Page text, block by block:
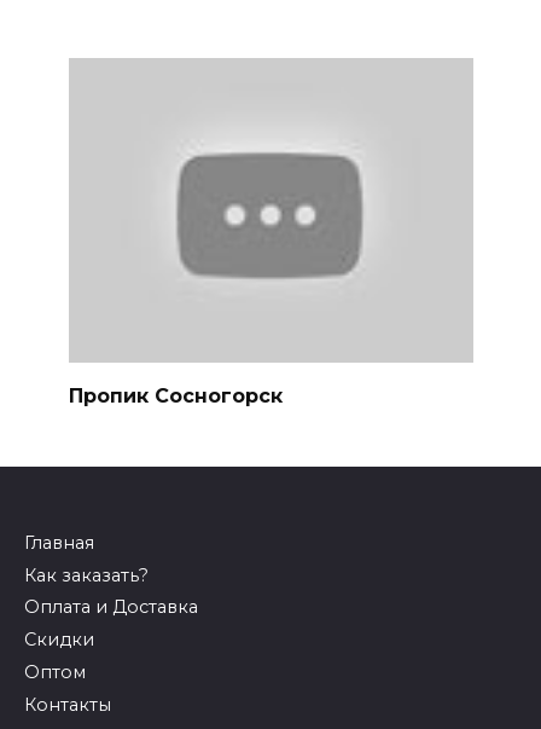
Пропик Сосногорск
Главная
Как заказать?
Оплата и Доставка
Скидки
Оптом
Контакты